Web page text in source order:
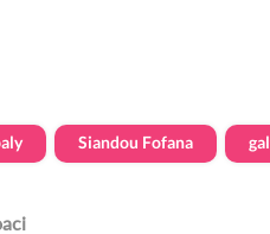
Siandou Fofana